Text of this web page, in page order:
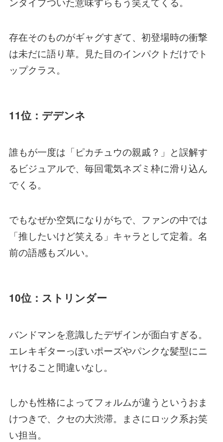
存在そのものがギャグすぎて、初登場時の衝撃
は未だに語り草。見た目のインパクトだけでト
ップクラス。
11位：デデンネ
誰もが一度は「ピカチュウの親戚？」と誤解す
るビジュアルで、毎回電気ネズミ枠に滑り込ん
でくる。
でもなぜか空気になりがちで、ファンの中では
「推したいけど笑える」キャラとして定着。名
前の語感もズルい。
10位：ストリンダー
バンドマンを意識したデザインが面白すぎる。
エレキギターっぽいポーズやパンクな髪型にニ
ヤけること間違いなし。
しかも性格によってフォルムが違うというおま
けつきで、クセの大渋滞。まさにロック系お笑
い担当。